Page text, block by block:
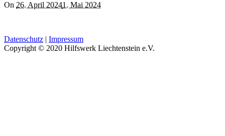
On 26. April 20241. Mai 2024
Datenschutz | Impressum
Copyright © 2020 Hilfswerk Liechtenstein e.V.